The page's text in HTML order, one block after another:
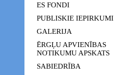
ES FONDI
PUBLISKIE IEPIRKUMI
GALERIJA
ĒRGĻU APVIENĪBAS
NOTIKUMU APSKATS
SABIEDRĪBA